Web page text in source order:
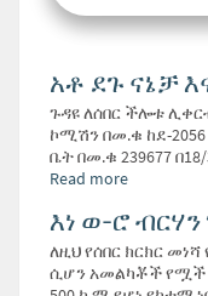
አቶ ደጉ ናኔቻ
ጉዳዩ ለሰበር ችሎቱ
ኮሚሽን በመ.ቁ ከደ-
ቤት በመ.ቁ 239677
Read more
እነ ወ-ሮ
ለዚህ የሰበር ክርክር
ሲሆን አመልካቾች የሟች